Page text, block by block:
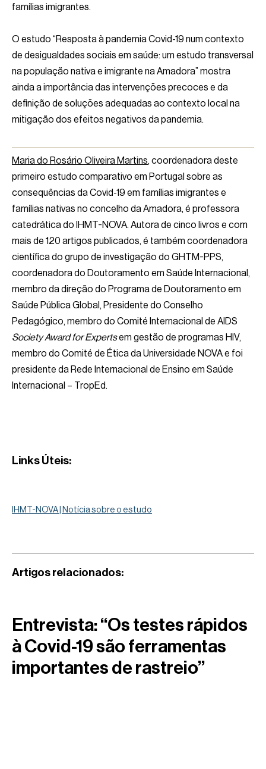
famílias imigrantes.
O estudo “Resposta à pandemia Covid-19 num contexto
de desigualdades sociais em saúde: um estudo transversal
na população nativa e imigrante na Amadora” mostra
ainda a importância das intervenções precoces e da
definição de soluções adequadas ao contexto local na
mitigação dos efeitos negativos da pandemia.
Maria do Rosário Oliveira Martins, coordenadora deste
primeiro estudo comparativo em Portugal sobre as
consequências da Covid-19 em famílias imigrantes e
famílias nativas no concelho da Amadora, é professora
catedrática do IHMT-NOVA. Autora de cinco livros e com
mais de 120 artigos publicados, é também coordenadora
científica do grupo de investigação do GHTM-PPS,
coordenadora do Doutoramento em Saúde Internacional,
membro da direção do Programa de Doutoramento em
Saúde Pública Global, Presidente do Conselho
Pedagógico, membro do Comité Internacional de AIDS
Society Award for Expertsem gestão de programas HIV,
membro do Comité de Ética da Universidade NOVA e foi
presidente da Rede Internacional de Ensino em Saúde
Internacional – TropEd.
Links Úteis:
IHMT-NOVA | Notícia sobre o estudo
Artigos relacionados:
Entrevista: “Os testes rápidos
à Covid-19 são ferramentas
importantes de rastreio”